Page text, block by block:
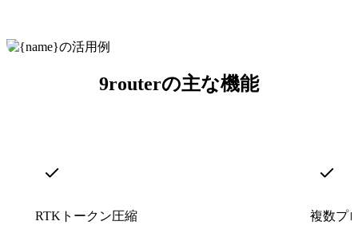
9routerの主な機能
RTKトークン圧縮 複数プ